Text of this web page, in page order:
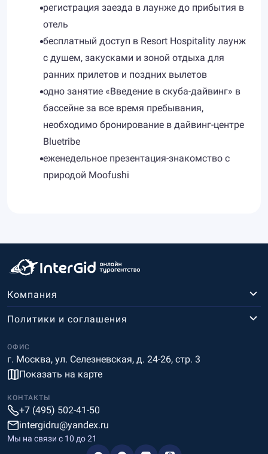
регистрация заезда в лаунже до прибытия в
отель
бесплатный доступ в Resort Hospitality лаунж
с душем, закусками и зоной отдыха для
ранних прилетов и поздних вылетов
одно занятие «Введение в скуба-дайвинг» в
бассейне за все время пребывания,
необходимо бронирование в дайвинг-центре
Bluetribe
еженедельное презентация-знакомство с
природой Moofushi
Компания
ОФИС
г. Москва, ул. Селезневская, д. 24-26, стр. 3
Показать на карте
Политики и соглашения
КОНТАКТЫ
+7 (495) 502-41-50
intergidru@yandex.ru
Мы на связи c 10 до 21